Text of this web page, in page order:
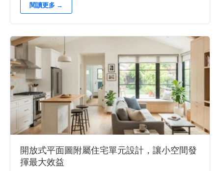
閱讀更多 →
開放式平面圖附屬住宅單元設計，讓小空間發
揮最大效益